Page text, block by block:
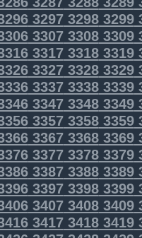
329732983299
330733083309
331733183319
332733283329
333733383339
334733483349
335733583359
336733683369
337733783379
338733883389
339733983399
340734083409
341734183419